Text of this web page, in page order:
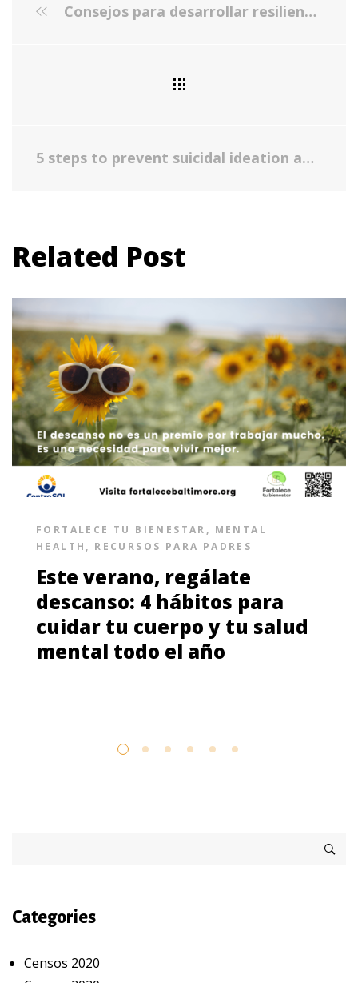
Consejos para desarrollar resiliencia
5 steps to prevent suicidal ideation and behaviors among teens
Related Post
FORTALECE TU BIENESTAR , MENTAL
HEALTH , RECURSOS PARA PADRES
Este verano, regálate
descanso: 4 hábitos para
cuidar tu cuerpo y tu salud
mental todo el año
Categories
Censos 2020